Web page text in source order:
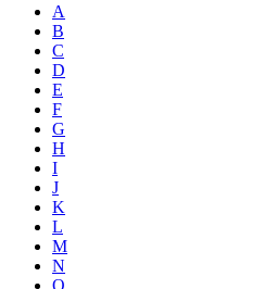
A
B
C
D
E
F
G
H
I
J
K
L
M
N
O